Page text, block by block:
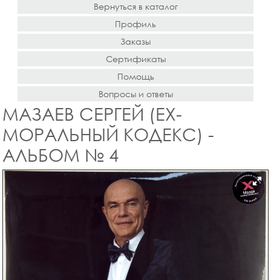
Вернуться в каталог
Профиль
Заказы
Сертификаты
Помощь
Вопросы и ответы
МАЗАЕВ СЕРГЕЙ (EX-
МОРАЛЬНЫЙ КОДЕКС) -
АЛЬБОМ № 4